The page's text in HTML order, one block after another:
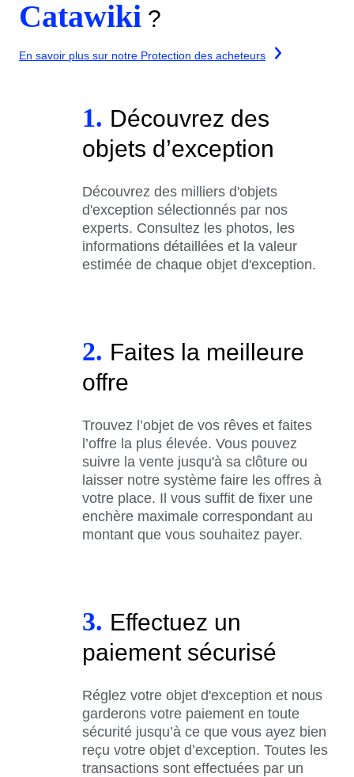
Catawiki ?
En savoir plus sur notre Protection des acheteurs
1. Découvrez des
objets d’exception
Découvrez des milliers d'objets
d'exception sélectionnés par nos
experts. Consultez les photos, les
informations détaillées et la valeur
estimée de chaque objet d'exception.
2. Faites la meilleure
offre
Trouvez l’objet de vos rêves et faites
l’offre la plus élevée. Vous pouvez
suivre la vente jusqu'à sa clôture ou
laisser notre système faire les offres à
votre place. Il vous suffit de fixer une
enchère maximale correspondant au
montant que vous souhaitez payer.
3. Effectuez un
paiement sécurisé
Réglez votre objet d'exception et nous
garderons votre paiement en toute
sécurité jusqu’à ce que vous ayez bien
reçu votre objet d’exception. Toutes les
transactions sont effectuées par un